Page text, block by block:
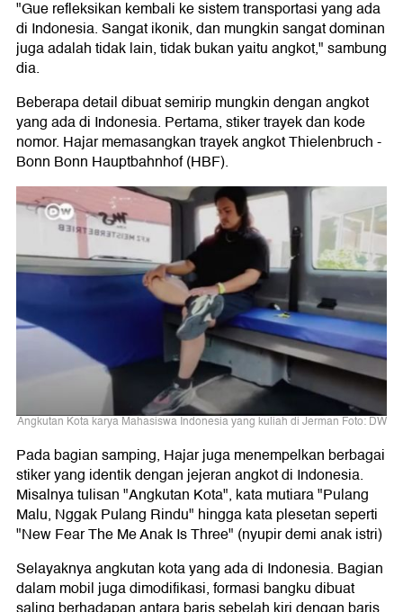
"Gue refleksikan kembali ke sistem transportasi yang ada
di Indonesia. Sangat ikonik, dan mungkin sangat dominan
juga adalah tidak lain, tidak bukan yaitu angkot," sambung
dia.
Beberapa detail dibuat semirip mungkin dengan angkot
yang ada di Indonesia. Pertama, stiker trayek dan kode
nomor. Hajar memasangkan trayek angkot Thielenbruch -
Bonn Bonn Hauptbahnhof (HBF).
Angkutan Kota karya Mahasiswa Indonesia yang kuliah di Jerman Foto: DW
Pada bagian samping, Hajar juga menempelkan berbagai
stiker yang identik dengan jejeran angkot di Indonesia.
Misalnya tulisan "Angkutan Kota", kata mutiara "Pulang
Malu, Nggak Pulang Rindu" hingga kata plesetan seperti
"New Fear The Me Anak Is Three" (nyupir demi anak istri)
Selayaknya angkutan kota yang ada di Indonesia. Bagian
dalam mobil juga dimodifikasi, formasi bangku dibuat